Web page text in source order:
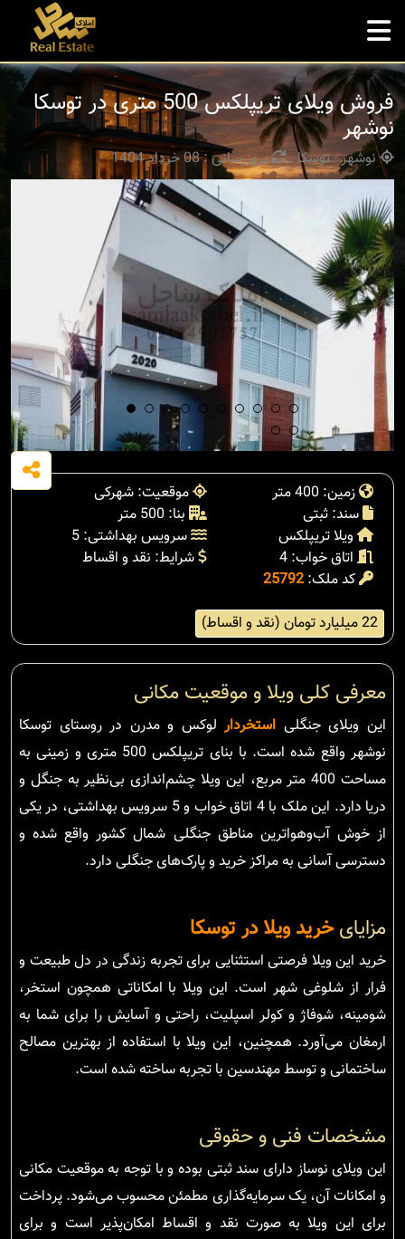
فروش ویلای تریپلکس 500 متری در توسکا
نوشهر
نوشهر - توسکا بروزرسانی : 08 خرداد 1404
زمین: 400 متر
موقعیت: شهرکی
سند: ثبتی
بنا: 500 متر
ویلا تریپلکس
سرویس بهداشتی: 5
اتاق خواب: 4
شرایط: نقد و اقساط
کد ملک: 25792
22 میلیارد تومان (نقد و اقساط)
معرفی کلی ویلا و موقعیت مکانی
این ویلای جنگلی استخردارلوکس و مدرن در روستای توسکا
نوشهر واقع شده است. با بنای تریپلکس 500 متری و زمینی به
مساحت 400 متر مربع، این ویلا چشم‌اندازی بی‌نظیر به جنگل و
دریا دارد. این ملک با 4 اتاق خواب و 5 سرویس بهداشتی، در یکی
از خوش آب‌وهواترین مناطق جنگلی شمال کشور واقع شده و
دسترسی آسانی به مراکز خرید و پارک‌های جنگلی دارد.
مزایایخرید ویلا در توسکا
خرید این ویلا فرصتی استثنایی برای تجربه زندگی در دل طبیعت و
فرار از شلوغی شهر است. این ویلا با امکاناتی همچون استخر،
شومینه، شوفاژ و کولر اسپلیت، راحتی و آسایش را برای شما به
ارمغان می‌آورد. همچنین، این ویلا با استفاده از بهترین مصالح
ساختمانی و توسط مهندسین با تجربه ساخته شده است.
مشخصات فنی و حقوقی
این ویلای نوساز دارای سند ثبتی بوده و با توجه به موقعیت مکانی
و امکانات آن، یک سرمایه‌گذاری مطمئن محسوب می‌شود. پرداخت
برای این ویلا به صورت نقد و اقساط امکان‌پذیر است و برای